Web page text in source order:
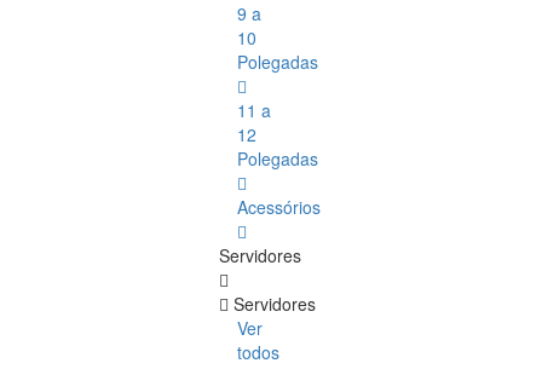
9 a
10
Polegadas
11 a
12
Polegadas
Acessórios
Servidores
Servidores
Ver
todos